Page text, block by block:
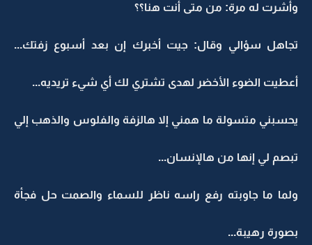
وأشرت له مرة: من متى أنت هنا؟؟
تجاهل سؤالي وقال: جيت أخبرك إن بعد أسبوع زفتك...
أعطيت الضوء الأخضر لهدى تشتري لك أي شيء تريديه...
يحسبني متسولة ما همني إلا هالزفة والفلوس والذهب إلي
تبصم لي إنها من هالإنسان...
ولما ما جاوبته رفع راسه ناظر للسماء والصمت حل فجأة
بصورة رهيبة...